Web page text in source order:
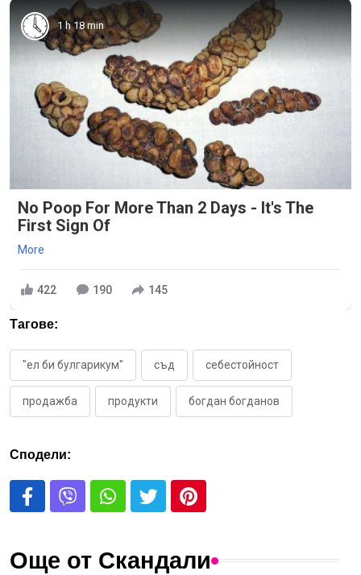
1 h 18 min
No Poop For More Than 2 Days - It's The
First Sign Of
More
422 190 145
Тагове:
"ел би булгарикум" съд себестойност
продажба продукти богдан богданов
Сподели:
Още от Скандали